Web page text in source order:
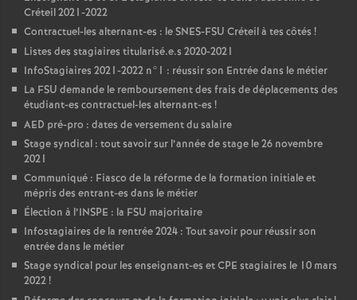
Créteil 2021-2022
Contractuel-les alternant-es : leSNES-FSU Créteil à tes côtés !
Listes des stagiaires titularisé.e.s 2020-2021
InfoStagiaires 2021-2022 n°1 : réussir son Entrée dans le métier
La FSU demande le remboursement des frais de déplacements des
étudiant-es contractuel-les alternant-es !
AED pré-pro : dates de versement du salaire
Stage syndical : tout savoir sur l’année de stage le 26 novembre
2021
Communiqué : Fiasco de la réforme de la formation initiale et
mépris des entrant-es dans le métier
Élection à l’INSPE : la FSU majoritaire
Infostagiaires de la rentrée 2024 : Tout savoir pour réussir son
entrée dans le métier
Stage syndical pour les enseignant-es etCPE stagiaires le 10 mars
2022!